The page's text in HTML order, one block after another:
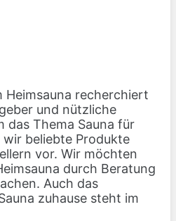
Heimsauna recherchiert
und nützliche
das Thema Sauna für
wir beliebte Produkte
vor. Wir möchten
durch Beratung
Auch das
zuhause steht im